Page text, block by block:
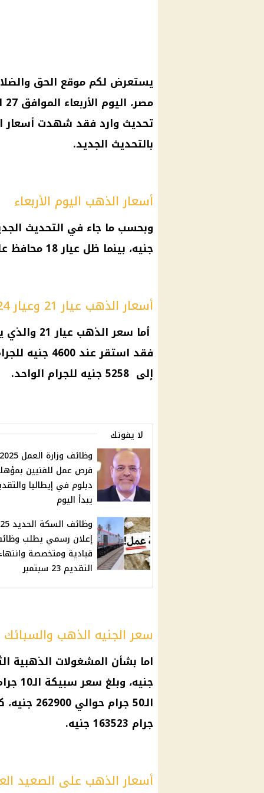
يستعرض لكم موقع الحق
تحديث وارد فقد شهدت أسعار
بالتحديث الجديد.
أسعار الذهب اليوم الأربعاء
وبحسب ما جاء في التحديث
جنيه، بينما ظل عيار 18 محافظ على سعره عند 3943 جنيه.
أسعار الذهب عيار 21 وعيار 24
أما سعر الذهب عيار 21
والذي
فقد استقر عند 4600 جنيه للجرام، في حين وصل
إلى 5258 جنيه للجرام الواحد.
لا يفوتك
فرص عمل للفنيين
دبلوم في إيطاليا
يبدأ اليوم
إعلان رسمي يطلب
قيادية ومتخصصة
التقديم 23 سبتمبر
سعر الجنيه الذهب والسبائك
اما بشأن المشغولات الذهبية
جرام 163523 جنيه.
أسعار الذهب على الصعيد